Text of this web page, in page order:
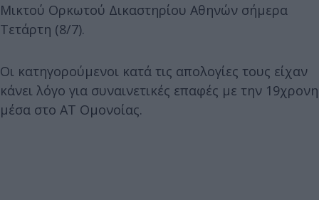
Μικτού Ορκωτού Δικαστηρίου Αθηνών σήμερα
Τετάρτη (8/7).
Οι κατηγορούμενοι κατά τις απολογίες τους είχαν
κάνει λόγο για συναινετικές επαφές με την 19χρονη
μέσα στο ΑΤ Ομονοίας.